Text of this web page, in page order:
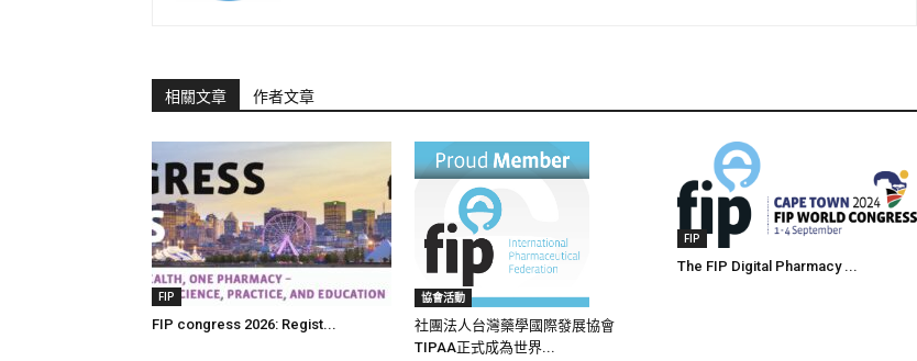
相關文章 作者文章
FIP
FIP congress 2026: Regist...
協會活動
社團法人台灣藥學國際發展協會
TIPAA正式成為世界...
FIP
The FIP Digital Pharmacy ...